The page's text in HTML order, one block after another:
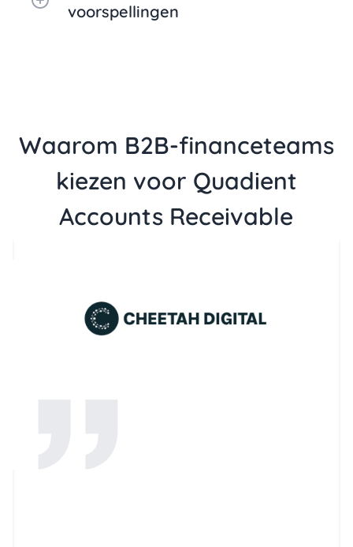
voorspellingen
Waarom B2B-financeteams
kiezen voor Quadient
Accounts Receivable